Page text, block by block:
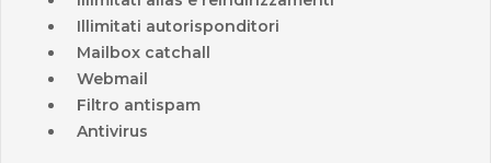
Illimitati autorisponditori
Mailbox catchall
Webmail
Filtro antispam
Antivirus